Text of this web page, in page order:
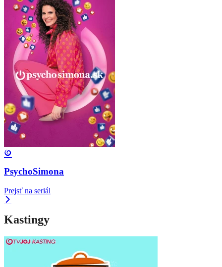
PsychoSimona
Prejsť na seriál
Kastingy